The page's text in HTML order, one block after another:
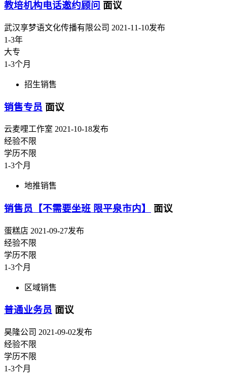
教培机构电话邀约顾问 面议
武汉享梦语文化传播有限公司 2021-11-10发布
1-3年
大专
1-3个月
招生销售
销售专员 面议
云麦哩工作室 2021-10-18发布
经验不限
学历不限
1-3个月
地推销售
销售员【不需要坐班 限平泉市内】 面议
蛋糕店 2021-09-27发布
经验不限
学历不限
1-3个月
区域销售
普通业务员 面议
昊隆公司 2021-09-02发布
经验不限
学历不限
1-3个月